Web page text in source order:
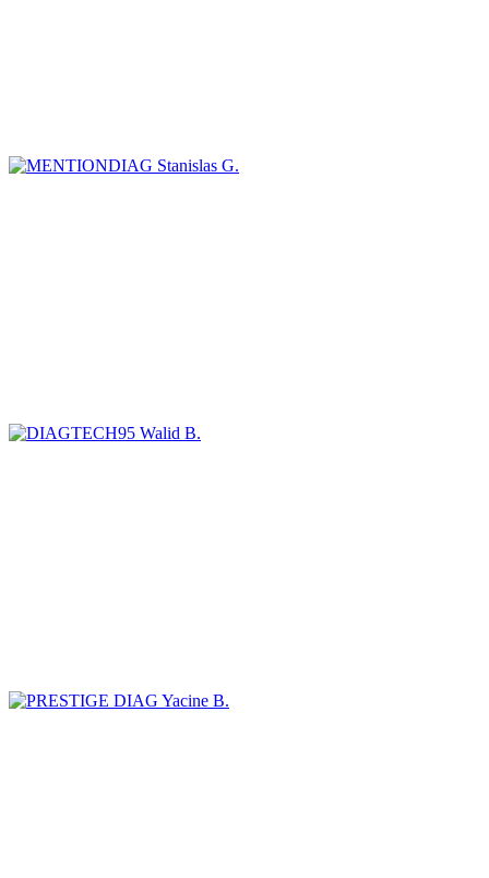
Stanislas G.
Walid B.
Yacine B.